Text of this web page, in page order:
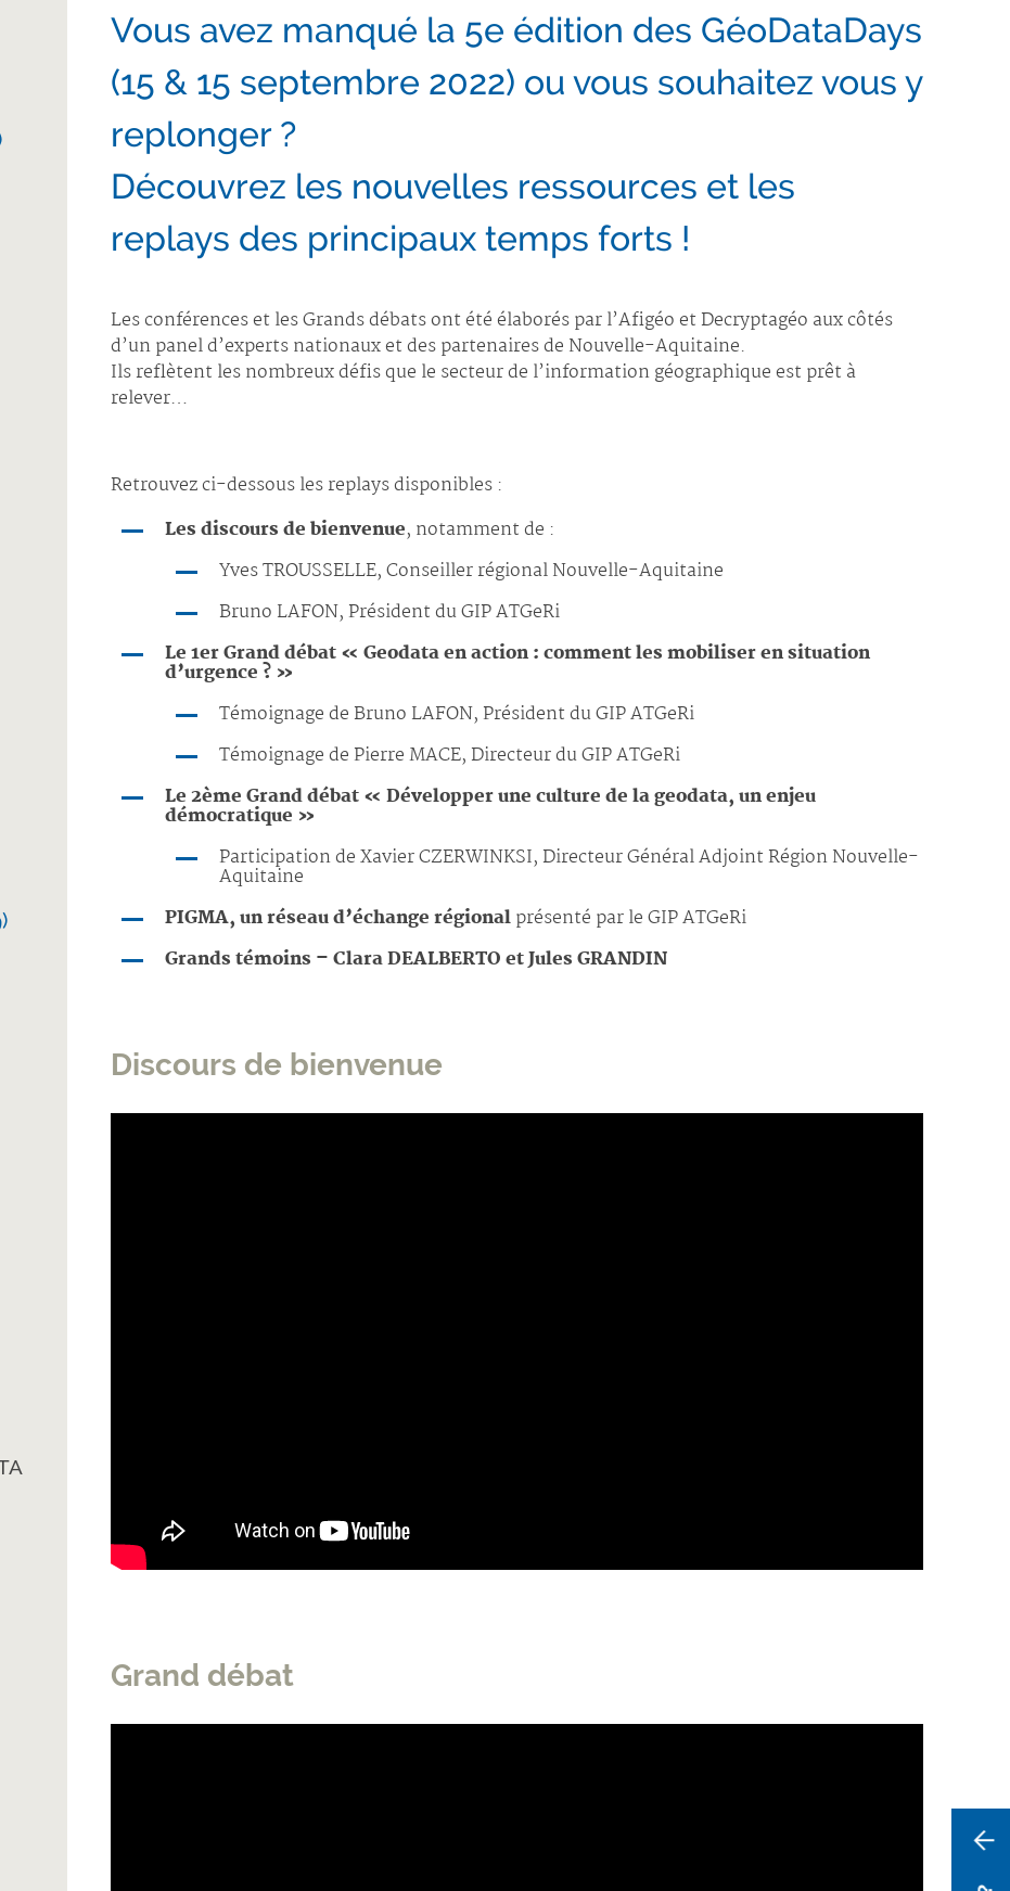
Vous avez manqué la 5e édition des GéoDataDays
(15 & 15 septembre 2022) ou vous souhaitez vous y
replonger ?
Découvrez les nouvelles ressources et les
replays des principaux temps forts !
Les conférences et les Grands débats ont été élaborés par l’Afigéo et Decryptagéo aux côtés
d’un panel d’experts nationaux et des partenaires de Nouvelle-Aquitaine.
Ils reflètent les nombreux défis que le secteur de l’information géographique est prêt à
relever…
Retrouvez ci-dessous les replays disponibles :
Les discours de bienvenue, notamment de :
Yves TROUSSELLE, Conseiller régional Nouvelle-Aquitaine
Bruno LAFON, Président du GIP ATGeRi
Le 1er Grand débat « Geodata en action : comment les mobiliser en situation
d’urgence ? »
Témoignage de Bruno LAFON, Président du GIP ATGeRi
Témoignage de Pierre MACE, Directeur du GIP ATGeRi
Le 2ème Grand débat « Développer une culture de la geodata, un enjeu
démocratique »
Participation de Xavier CZERWINKSI, Directeur Général Adjoint Région Nouvelle-
Aquitaine
PIGMA, un réseau d’échange régionalprésenté par le GIP ATGeRi
Grands témoins – Clara DEALBERTO et Jules GRANDIN
Discours de bienvenue
Grand débat